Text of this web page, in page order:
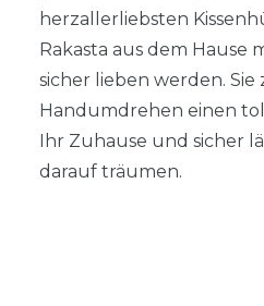
herzallerliebsten
Rakasta aus dem Hause
sicher lieben werden. Sie
Handumdrehen einen
Ihr Zuhause und sicher
darauf träumen.